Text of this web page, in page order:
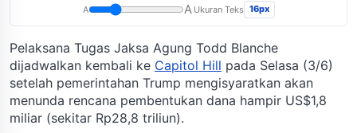
A A Ukuran Teks 16px
Pelaksana Tugas Jaksa Agung Todd Blanche
dijadwalkan kembali ke Capitol Hill pada Selasa (3/6)
setelah pemerintahan Trump mengisyaratkan akan
menunda rencana pembentukan dana hampir US$1,8
miliar (sekitar Rp28,8 triliun).